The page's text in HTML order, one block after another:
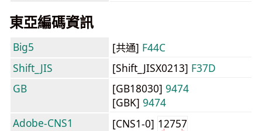
東亞編碼資訊
Big5 [共通] F44C
Shift_JIS
[Shift_JISX0213] F37D
GB
[GB18030] 9474
[GBK] 9474
Adobe-CNS1
[CNS1-0] 12757